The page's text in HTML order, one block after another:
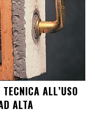
ALL’USO
ALTA